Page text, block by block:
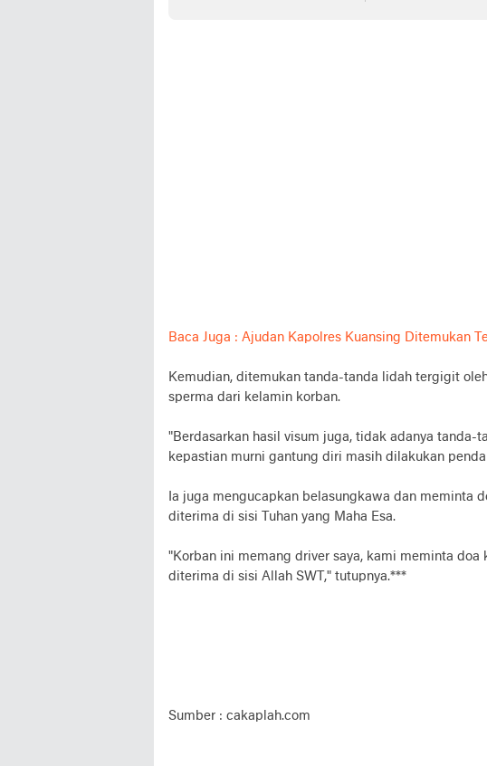
Baca Juga : Ajudan Kapolres Kuansing Ditemukan
Kemudian, ditemukan tanda-tanda lidah tergigit
sperma dari kelamin korban.
"Berdasarkan hasil visum juga, tidak adanya tanda-
kepastian murni gantung diri masih dilakukan
Ia juga mengucapkan belasungkawa dan meminta
diterima di sisi Tuhan yang Maha Esa.
"Korban ini memang driver saya, kami meminta
diterima di sisi Allah SWT," tutupnya.***
Sumber : cakaplah.com